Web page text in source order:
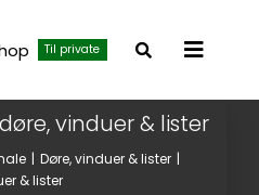
Til private
Toggle
vinduer & lister
Døre, vinduer & lister
& lister